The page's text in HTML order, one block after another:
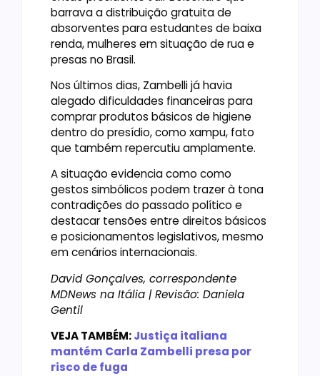
barrava a distribuição gratuita de
absorventes para estudantes de baixa
renda, mulheres em situação de rua e
presas no Brasil.
Nos últimos dias, Zambelli já havia
alegado dificuldades financeiras para
comprar produtos básicos de higiene
dentro do presídio, como xampu, fato
que também repercutiu amplamente.
A situação evidencia como como
gestos simbólicos podem trazer à tona
contradições do passado político e
destacar tensões entre direitos básicos
e posicionamentos legislativos, mesmo
em cenários internacionais.
David Gonçalves, correspondente
MDNews na Itália | Revisão: Daniela
Gentil
VEJA TAMBÉM:Justiça italiana
mantém Carla Zambelli presa por
risco de fuga